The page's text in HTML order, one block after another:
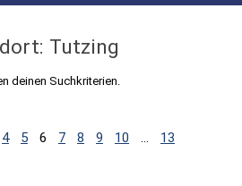
Tutzing
deinen Suchkriterien.
4 5 6 7 8 9 10 …
13